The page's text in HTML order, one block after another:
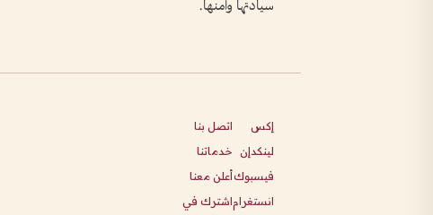
سيادتها وأمنها.
إكس
لينكدإن
فيسبوك
انستغرام
اتصل بنا
خدماتنا
أعلن معنا
اشترك في